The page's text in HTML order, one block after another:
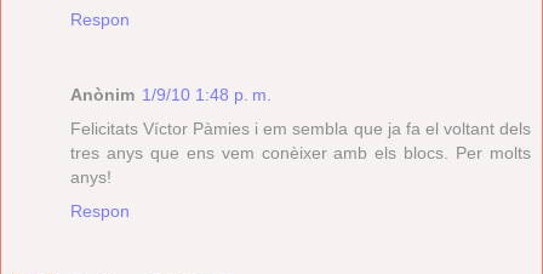
Respon
Anònim 1/9/10 1:48 p. m.
Felicitats Víctor Pàmies i em sembla que ja fa el voltant dels
tres anys que ens vem conèixer amb els blocs. Per molts
anys!
Respon